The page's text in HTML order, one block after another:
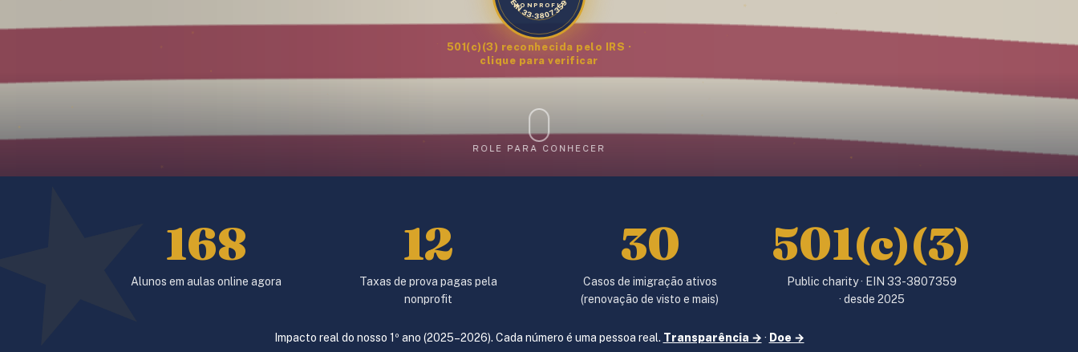
EIN 33-3807359
NONPROFIT
501(c)(3) reconhecida pelo IRS ·
clique para verificar
ROLE PARA CONHECER
168
Alunos em aulas online agora
12
Taxas de prova pagas pela
nonprofit
30
Casos de imigração ativos
(renovação de visto e mais)
501(c)(3)
Public charity · EIN 33-3807359
· desde 2025
Impacto real do nosso 1º ano (2025–2026). Cada número é uma pessoa real. Transparência → · Doe →